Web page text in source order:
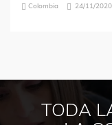
Colombia 24/11/2020
TODA